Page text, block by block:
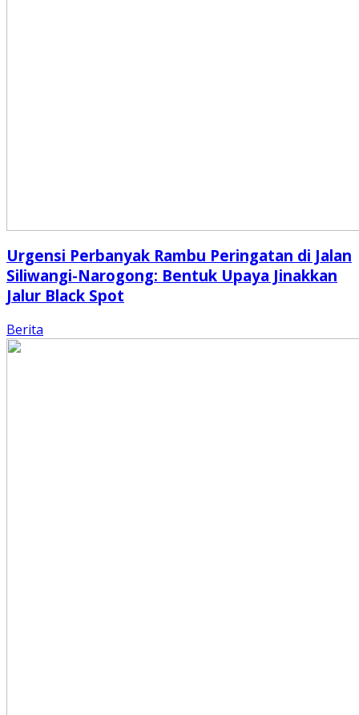
Urgensi Perbanyak Rambu Peringatan di Jalan
Siliwangi-Narogong: Bentuk Upaya Jinakkan
Jalur Black Spot
Berita